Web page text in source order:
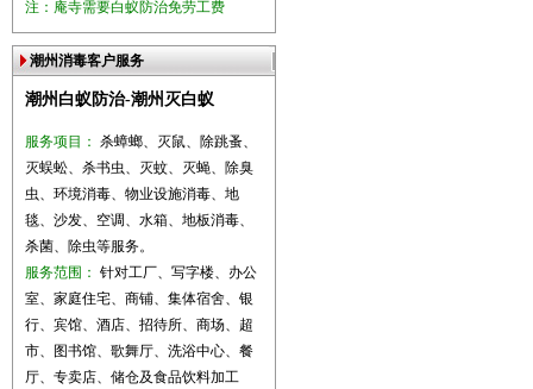
注：庵寺需要白蚁防治免劳工费
潮州消毒客户服务
潮州白蚁防治-潮州灭白蚁
服务项目： 杀蟑螂、灭鼠、除跳蚤、
灭蜈蚣、杀书虫、灭蚊、灭蝇、除臭
虫、环境消毒、物业设施消毒、地
毯、沙发、空调、水箱、地板消毒、
杀菌、除虫等服务。
服务范围： 针对工厂、写字楼、办公
室、家庭住宅、商铺、集体宿舍、银
行、宾馆、酒店、招待所、商场、超
市、图书馆、歌舞厅、洗浴中心、餐
厅、专卖店、储仓及食品饮料加工